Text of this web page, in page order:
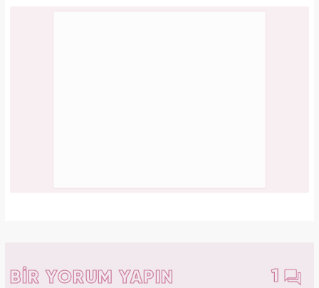
BİR YORUM YAPIN 1